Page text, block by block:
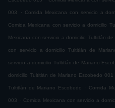
003 . Comida Mexicana con servicio a
Comida Mexicana con servicio a domicilio
Mexicana con servicio a domicilio Tultitlán
con servicio a domicilio Tultitlán de
servicio a domicilio Tultitlán de Mariano
domicilio Tultitlán de Mariano Escobedo 001
Tultitlán de Mariano Escobedo . Comida
003 . Comida Mexicana con servicio a